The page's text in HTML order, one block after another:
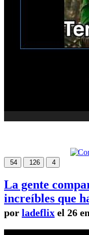
54 126 4
La gente
increíbles que
por ladeflix el 26